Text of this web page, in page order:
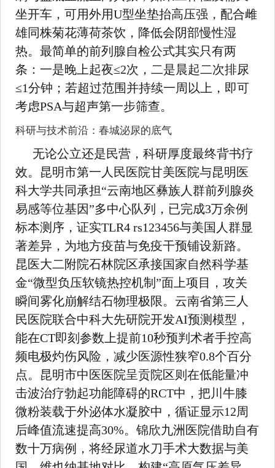
坐开车，可用外用U型坐垫抬高压强，配合雌
雄同株菊花薄荷茶饮，降低会阴部慢性湿
热。最简单的前列腺自检公式其实只有两
条：一是晚上起夜≤2次，二是晨起二次排尿
≤1分钟；若超过范围并持续一周以上，即可
考虑PSA与超声第一步筛查。
科研与技术前沿：春城泌尿的底气
无论公立还是民营，科研厚度最终背书疗
效。昆明市第一人民医院甘美医院与昆明医
科大学共同承担“云南地区彝族人群前列腺炎
易感等位基因”多中心队列，已完成3万余例
标本测序，证实TLR4 rs123456与美国人群显
著差异，为地方疫苗与免疫干预铺设新路。
昆医大二附院石林院区承接国家自然科学基
金“微型负压软镜热控机制”面上项目，攻关
瞬间雾化崩解结石物理极限。云南省第三人
民医院联合中科大先研院开发AI预测模型，
能在CT即刻参数上提前10秒预判术者手控高
频电极灼伤风险，减少医源性狭窄0.8个百分
点。昆明市中医医院呈贡院区则在低能量冲
击波治疗勃起功能障碍的RCT中，把川牛膝
微粉装载于外泌体水凝胶中，循证显示12周
后峰值流速提高30%。锦欣九洲医院借助自有
数十万病例，将经尿道水刀手术大数据与美